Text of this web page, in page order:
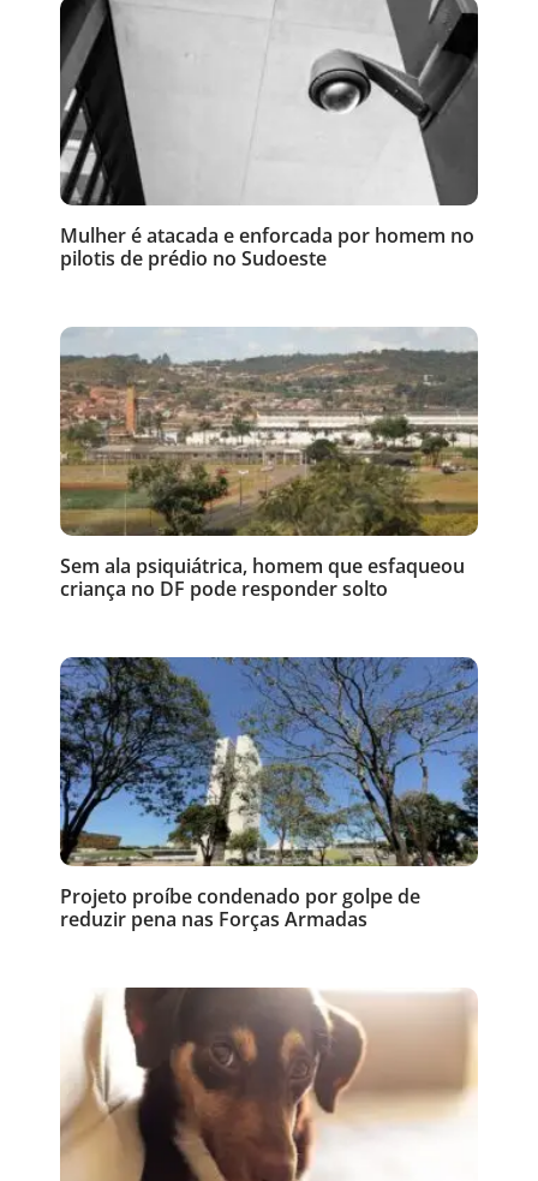
Mulher é atacada e enforcada por homem no
pilotis de prédio no Sudoeste
Sem ala psiquiátrica, homem que esfaqueou
criança no DF pode responder solto
Projeto proíbe condenado por golpe de
reduzir pena nas Forças Armadas